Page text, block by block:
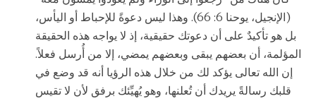
(الإنجيل، يوحنا 6: 66). وهذا ليس دعوةً للإحباط أو اليأس،
بل هو تأكيدٌ على أن دعوتك حقيقية، إذ لا يواجه هذه الحقيقة
المؤلمة، أن بعضهم يبقى وبعضهم يمضي، إلا من أُرسل فعلاً.
إن الله تعالى يؤكد لك من خلال هذه الرؤيا أنه قد وضع في
قلبك رسالةً يريدك أن تُعلنها، وهو يُهيِّئك برفق لأن لا تقيس